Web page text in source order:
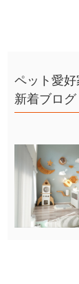
ペット愛
新着ブログ